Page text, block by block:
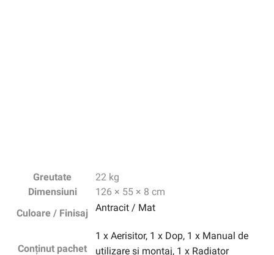
Greutate
22 kg
Dimensiuni
126 × 55 × 8 cm
Culoare / Finisaj
Antracit / Mat
Conținut pachet
1 x Aerisitor, 1 x Dop, 1 x Manual de
utilizare si montaj, 1 x Radiator